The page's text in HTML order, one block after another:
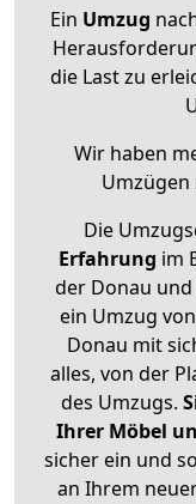
Ein Umzug
die Last zu
Wir haben
Umzügen
Die
Erfahrung im
der Donau
ein Umzug
Donau mit
alles, von der
des Umzugs.
Ihrer Möbel
sicher ein und
an Ihrem